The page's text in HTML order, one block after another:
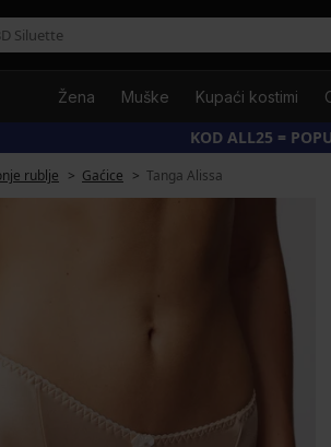
Žena Muške Kupaći kostimi
KOD ALL25 =
rublje Gaćice Tanga Alissa